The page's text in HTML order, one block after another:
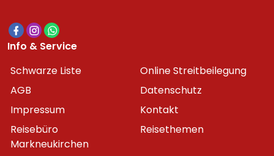
Info & Service
Schwarze Liste
Online Streitbeilegung
AGB
Datenschutz
Impressum
Kontakt
Reisebüro
Markneukirchen
Reisethemen